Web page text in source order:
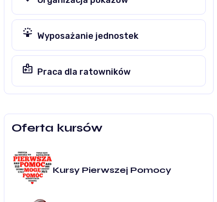
person_celebrate Wyposażanie jednostek
medical_information Praca dla ratowników
Oferta kursów
Kursy Pierwszej Pomocy